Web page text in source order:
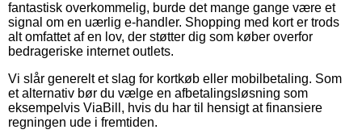
fantastisk overkommelig, burde det mange gange være et
signal om en uærlig e-handler. Shopping med kort er trods
alt omfattet af en lov, der støtter dig som køber overfor
bedrageriske internet outlets.
Vi slår generelt et slag for kortkøb eller mobilbetaling. Som
et alternativ bør du vælge en afbetalingsløsning som
eksempelvis ViaBill, hvis du har til hensigt at finansiere
regningen ude i fremtiden.